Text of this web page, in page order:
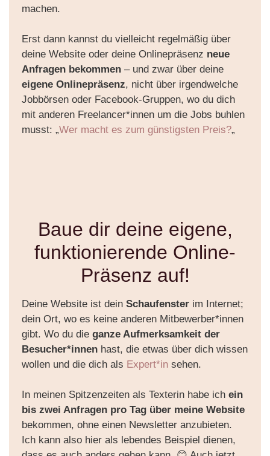
machen.
Erst dann kannst du vielleicht regelmäßig über
deine Website oder deine Onlinepräsenz neue
Anfragen bekommen – und zwar über deine
eigene Onlinepräsenz, nicht über irgendwelche
Jobbörsen oder Facebook-Gruppen, wo du dich
mit anderen Freelancer*innen um die Jobs buhlen
musst: „Wer macht es zum günstigsten Preis?„
Baue dir deine eigene,
funktionierende Online-
Präsenz auf!
Deine Website ist deinSchaufenster im Internet;
dein Ort, wo es keine anderen Mitbewerber*innen
gibt. Wo du dieganze Aufmerksamkeit der
Besucher*innen hast, die etwas über dich wissen
wollen und die dich als Expert*in sehen.
In meinen Spitzenzeiten als Texterin habe ichein
bis zwei Anfragen pro Tag über meine Website
bekommen, ohne einen Newsletter anzubieten.
Ich kann also hier als lebendes Beispiel dienen,